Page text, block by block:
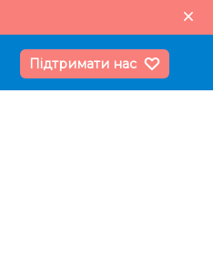
Підтримати нас